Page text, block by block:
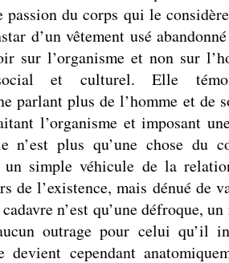
passion du corps qui le
d’un vêtement usé
sur l’organisme et non sur
et culturel. Elle
parlant plus de l’homme et de
l’organisme et imposant
n’est plus qu’une chose du
un simple véhicule de la
de l’existence, mais dénué de
n’est qu’une défroque,
outrage pour celui qu’il
devient cependant